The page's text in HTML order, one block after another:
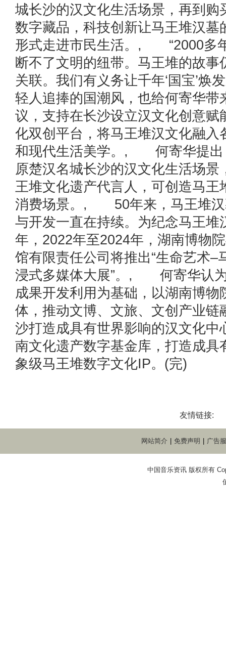
城长沙的汉文化生活场景，再到购
数字藏品，科技创新让马王堆汉墓
形式走进市民生活。, “2000多
断不了文明的纽带。马王堆的故事
关联。我们有义务让千年‘国宝’焕
轻人追捧的国潮风，也给何寄华带
议，支持在长沙设立汉文化创意赋
化双创平台，将马王堆汉文化融入
和现代生活美学。, 何寄华提出
原楚汉名城长沙的汉文化生活场景
王堆文化遗产代言人，可创造马王
消费场景。, 50年来，马王堆汉
与开发一直在持续。为纪念马王堆
年，2022年至2024年，湖南博物
馆有限责任公司将推出“生命艺术–
浸式多媒体大展”。, 何寄华认
成果开发利用为基础，以湖南博物
体，推动文博、文旅、文创产业链
沙打造成具有世界影响的汉文化中
南文化遗产数字基金库，打造成具
象级马王堆数字文化IP。(完)
友情链接:
网站简介 免费声明 广告
中国音乐资讯 版权所有